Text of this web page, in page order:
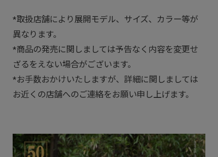
*取扱店舗により展開モデル、サイズ、カラー等が
異なります。
*商品の発売に関しましては予告なく内容を変更せ
ざるをえない場合がございます。
*お手数おかけいたしますが、詳細に関しましては
お近くの店舗へのご連絡をお願い申し上げます。